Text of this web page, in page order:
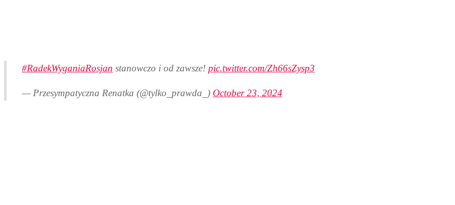
#RadekWyganiaRosjan stanowczo i od zawsze! pic.twitter.com/Zh66sZysp3
— Przesympatyczna Renatka (@tylko_prawda_) October 23, 2024